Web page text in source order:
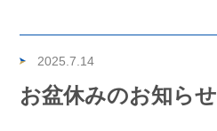
2025.7.14
お盆休みのお知らせ